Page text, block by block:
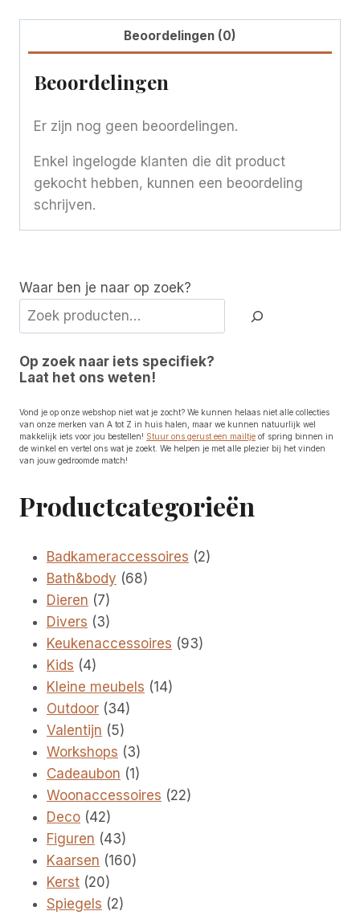
Beoordelingen (0)
Beoordelingen
Er zijn nog geen beoordelingen.
Enkel ingelogde klanten die dit product
gekocht hebben, kunnen een beoordeling
schrijven.
Waar ben je naar op zoek?
Op zoek naar iets specifiek?
Laat het ons weten!
Vond je op onze webshop niet wat je zocht? We kunnen helaas niet alle collecties
van onze merken van A tot Z in huis halen, maar we kunnen natuurlijk wel
makkelijk iets voor jou bestellen! Stuur ons gerust een mailtje of spring binnen in
de winkel en vertel ons wat je zoekt. We helpen je met alle plezier bij het vinden
van jouw gedroomde match!
Productcategorieën
Badkameraccessoires 22
Bath&body 6868
Dieren 77
producten
Divers 33
producten
Keukenaccessoires 9393
Kids 44
producten
Kleine meubels 1414
Outdoor 3434
Valentijn 55
producten
Workshops 33
producten
Cadeaubon 11
product
Woonaccessoires 2222
Deco 4242
producten
Figuren 4343
producten
Kaarsen 160160
Kerst 2020
producten
Spiegels 22